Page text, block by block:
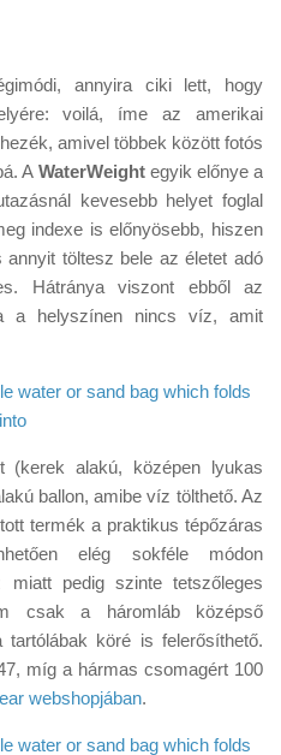
annyira ciki lett, hogy
voilá, íme az amerikai
amivel többek között fotós
A WaterWeightegyik előnye a
kevesebb helyet foglal
indexe is előnyösebb, hiszen
töltesz bele az életet adó
Hátránya viszont ebből az
a helyszínen nincs víz, amit
(kerek alakú, középen lyukas
ballon, amibe víz tölthető. Az
termék a praktikus tépőzáras
elég sokféle módon
miatt pedig szinte tetszőleges
csak a háromláb középső
köré is felerősíthető.
míg a hármas csomagért 100
webshopjában.